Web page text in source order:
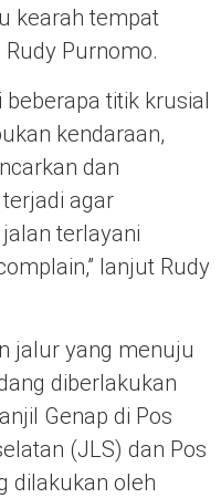
kearah tempat
Rudy Purnomo.
beberapa titik krusial
kendaraan,
dan
agar
terlayani
lanjut Rudy
jalur yang menuju
diberlakukan
Genap di Pos
(JLS) dan Pos
dilakukan oleh